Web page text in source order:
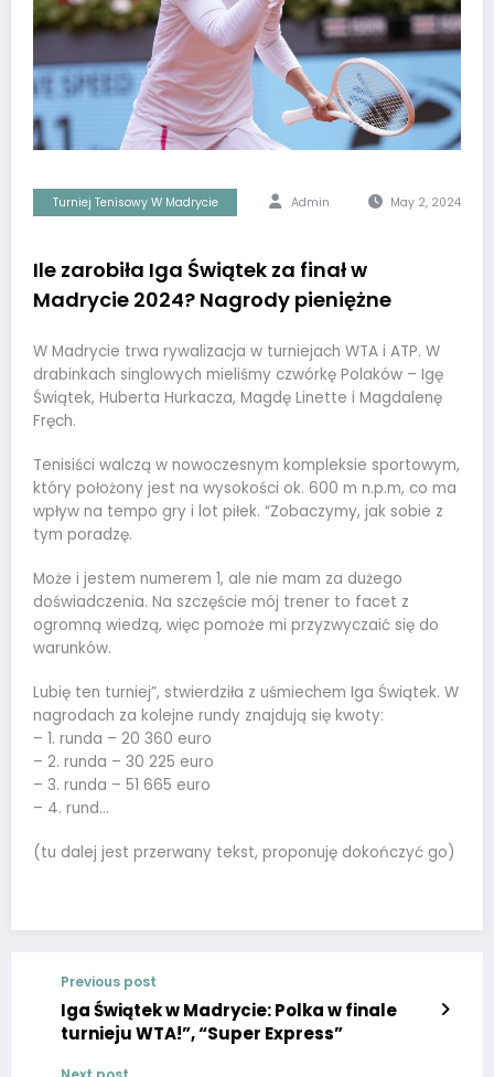
Turniej Tenisowy W Madrycie Admin May 2, 2024
Ile zarobiła Iga Świątek za finał w
Madrycie 2024? Nagrody pieniężne
W Madrycie trwa rywalizacja w turniejach WTA i ATP. W
drabinkach singlowych mieliśmy czwórkę Polaków – Igę
Świątek, Huberta Hurkacza, Magdę Linette i Magdalenę
Fręch.
Tenisiści walczą w nowoczesnym kompleksie sportowym,
który położony jest na wysokości ok. 600 m n.p.m, co ma
wpływ na tempo gry i lot piłek. “Zobaczymy, jak sobie z
tym poradzę.
Może i jestem numerem 1, ale nie mam za dużego
doświadczenia. Na szczęście mój trener to facet z
ogromną wiedzą, więc pomoże mi przyzwyczaić się do
warunków.
Lubię ten turniej”, stwierdziła z uśmiechem Iga Świątek. W
nagrodach za kolejne rundy znajdują się kwoty:
– 1. runda – 20 360 euro
– 2. runda – 30 225 euro
– 3. runda – 51 665 euro
– 4. rund…
(tu dalej jest przerwany tekst, proponuję dokończyć go)
Previous post
Iga Świątek w Madrycie: Polka w finale
turnieju WTA!”, “Super Express”